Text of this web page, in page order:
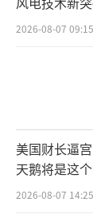
2026-08-07
美国财长逼
天鹅将是这
2026-08-07